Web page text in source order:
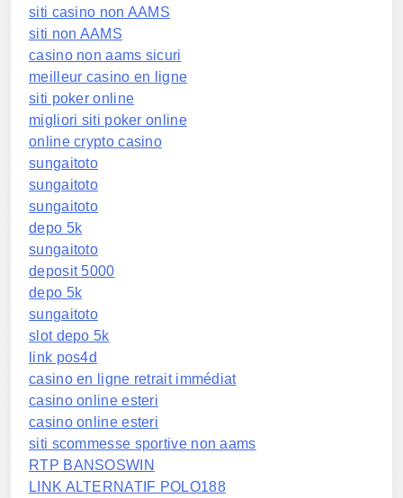
siti casino non AAMS
siti non AAMS
casino non aams sicuri
meilleur casino en ligne
siti poker online
migliori siti poker online
online crypto casino
sungaitoto
sungaitoto
sungaitoto
depo 5k
sungaitoto
deposit 5000
depo 5k
sungaitoto
slot depo 5k
link pos4d
casino en ligne retrait immédiat
casino online esteri
casino online esteri
siti scommesse sportive non aams
RTP BANSOSWIN
LINK ALTERNATIF POLO188